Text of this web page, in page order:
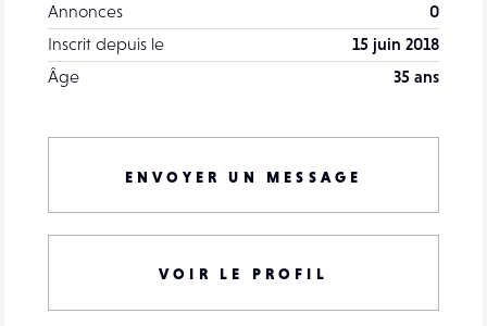
Annonces
0
Inscrit depuis le
15 juin 2018
Âge
35 ans
ENVOYER UN MESSAGE
VOIR LE PROFIL